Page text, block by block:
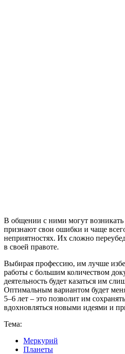
В общении с ними могут
признают свои ошибки и чаще
неприятностях. Их сложно
в своей правоте.
Выбирая профессию, им лучше
работы с большим количеством
деятельность будет казаться им
Оптимальным вариантом будет
5–6 лет – это позволит им
вдохновляться новыми идеями и
Тема:
Меркурий
Планеты